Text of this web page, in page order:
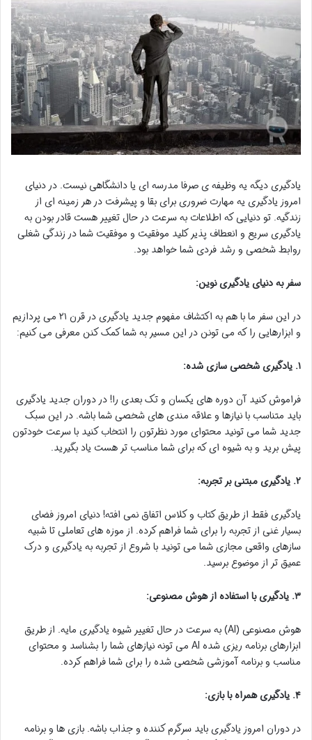
یادگیری دیگه یه وظیفه ی صرفا مدرسه ای یا دانشگاهی نیست. در دنیای
امروز یادگیری یه مهارت ضروری برای بقا و پیشرفت در هر زمینه ای از
زندگیه. تو دنیایی که اطلاعات به سرعت در حال تغییر هست قادر بودن به
یادگیری سریع و انعطاف پذیر کلید موفقیت و موفقیت شما در زندگی شغلی
روابط شخصی و رشد فردی شما خواهد بود.
سفر به دنیای یادگیری نوین:
در این سفر ما با هم به اکتشاف مفهوم جدید یادگیری در قرن ۲۱ می پردازیم
و ابزارهایی را که می تونن در این مسیر به شما کمک کنن معرفی می کنیم:
۱. یادگیری شخصی سازی شده:
فراموش کنید آن دوره های یکسان و تک بعدی را! در دوران جدید یادگیری
باید متناسب با نیازها و علاقه مندی های شخصی شما باشه. در این سبک
جدید شما می تونید محتوای مورد نظرتون را انتخاب کنید با سرعت خودتون
پیش برید و به شیوه ای که برای شما مناسب تر هست یاد بگیرید.
۲. یادگیری مبتنی بر تجربه:
یادگیری فقط از طریق کتاب و کلاس اتفاق نمی افته! دنیای امروز فضای
بسیار غنی از تجربه را برای شما فراهم کرده. از موزه های تعاملی تا شبیه
سازهای واقعی مجازی شما می تونید با شروع از تجربه به یادگیری و درک
عمیق تر از موضوع برسید.
۳. یادگیری با استفاده از هوش مصنوعی:
هوش مصنوعی (AI) به سرعت در حال تغییر شیوه یادگیری مایه. از طریق
ابزارهای برنامه ریزی شده AI می تونه نیازهای شما را بشناسد و محتوای
مناسب و برنامه آموزشی شخصی شده را برای شما فراهم کرده.
۴. یادگیری همراه با بازی:
در دوران امروز یادگیری باید سرگرم کننده و جذاب باشه. بازی ها و برنامه